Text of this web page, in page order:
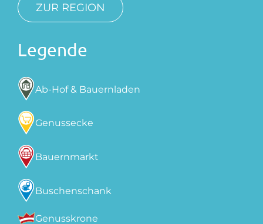
ZUR REGION
Legende
Ab-Hof & Bauernladen
Genussecke
Bauernmarkt
Buschenschank
Genusskrone